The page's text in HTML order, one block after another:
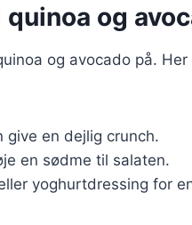
og
og avocado på. Her
give en dejlig crunch.
en sødme til salaten.
yoghurtdressing for